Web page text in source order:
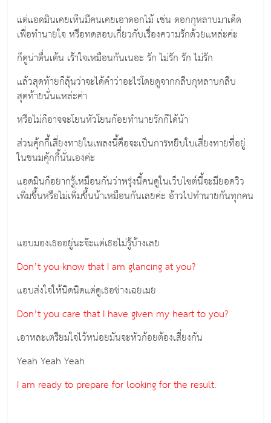
แต่แอดมินเคยเห็นมีคนเคยเอาดอกไม้ เช่น ดอกกุหลาบมาเด็ด
เพื่อทำนายใจ หรือทดสอบเกี่ยวกับเรื่องความรักด้วยแหล่ะค่ะ
ก็ดูน่าตื่นเต้น เร้าใจเหมือนกันเนอะ รัก ไม่รัก รัก ไม่รัก
แล้วสุดท้ายก็ลุ้นว่าจะได้คำว่าอะไรโดยดูจากกลีบกุหลาบกลีบ
สุดท้ายนั่นแหล่ะค่า
หรือไม่ก็อาจจะโยนหัวโยนก้อยทำนายรักก็ได้น้า
ส่วนคุ้กกี้เสี่ยงทายในเพลงนี้คือจะเป็นการหยิบใบเสี่ยงทายที่อยู่
ในขนมคุ้กกี้นั่นเองค่ะ
แอดมินก็อยากรู้เหมือนกันว่าพรุ่งนี้คนดูในเว็บไซต์นี้จะมียอดวิว
เพิ่มขึ้นหรือไม่เพิ่มขึ้นน้าเหมือนกันเลยค่ะ อ้าวไปทำนายกันทุกคน
แอบมองเธออยู่นะจ๊ะแต่เธอไม่รู้บ้างเลย
Don’t you know that I am glancing at you?
แอบส่งใจให้นิดนิดแต่ดูเธอช่างเฉยเมย
Don’t you care that I have given my heart to you?
เอาหละเตรียมใจไว้หน่อยมันจะหัวก้อยต้องเสี่ยงกัน
Yeah Yeah Yeah
I am ready to prepare for looking for the result.